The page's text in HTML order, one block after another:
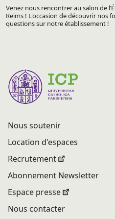
Venez nous rencontrer au salon de
Reims ! L'occasion de découvrir nos
questions sur notre établissement !
Nous soutenir
Location d'espaces
Recrutement
Abonnement Newsletter
Espace presse
Nous contacter